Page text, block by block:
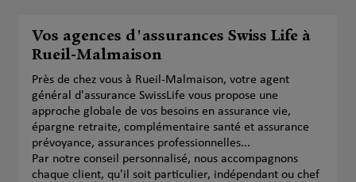
Vos agences d'assurances Swiss Life à
Rueil-Malmaison
Près de chez vous à Rueil-Malmaison, votre agent
général d'assurance SwissLife vous propose une
approche globale de vos besoins en assurance vie,
épargne retraite, complémentaire santé et assurance
prévoyance, assurances professionnelles...
Par notre conseil personnalisé, nous accompagnons
chaque client, qu'il soit particulier, indépendant ou chef